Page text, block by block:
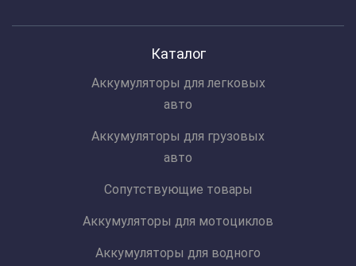
Каталог
Аккумуляторы для легковых
авто
Аккумуляторы для грузовых
авто
Сопутствующие товары
Аккумуляторы для мотоциклов
Аккумуляторы для водного